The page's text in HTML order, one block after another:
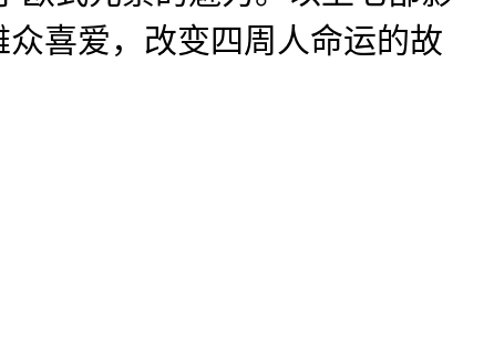
喜爱，改变四周人命运的故